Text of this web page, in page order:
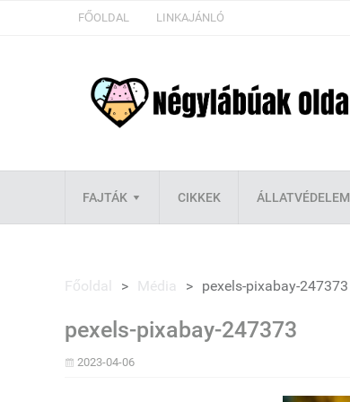
FŐOLDAL LINKAJÁNLÓ
FAJTÁK CIKKEK ÁLLATVÉDELEM
Főoldal > Média > pexels-pixabay-247373
pexels-pixabay-247373
2023-04-06